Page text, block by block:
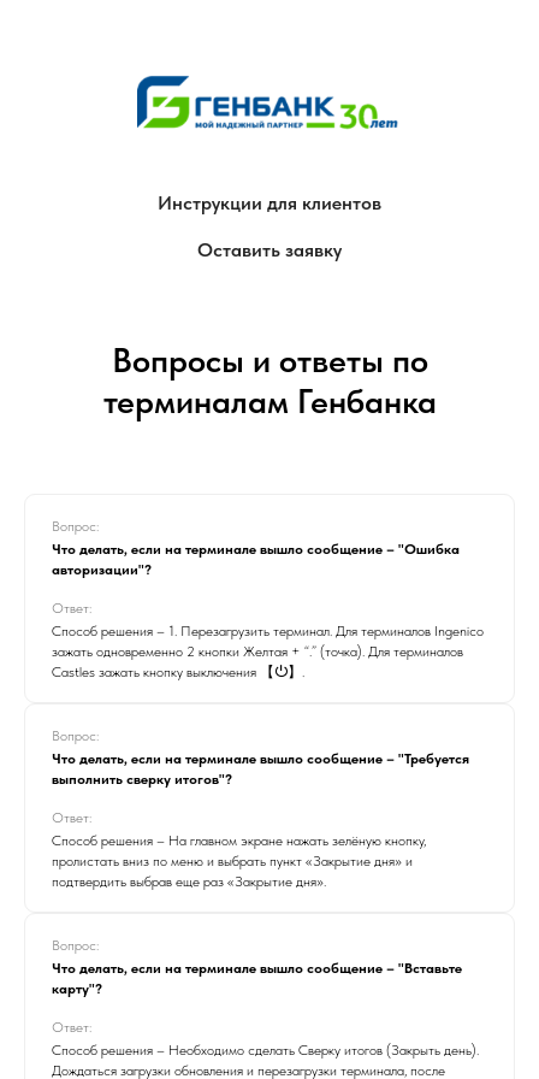
Инструкции для клиентов
Оставить заявку
Вопросы и ответы по
терминалам Генбанка
Вопрос:
Что делать, если на терминале вышло сообщение – "Ошибка
авторизации"?
Ответ:
Способ решения – 1. Перезагрузить терминал. Для терминалов Ingenico
зажать одновременно 2 кнопки Желтая + “.” (точка). Для терминалов
Castles зажать кнопку выключения 【 ⏻】.
Вопрос:
Что делать, если на терминале вышло сообщение – "Требуется
выполнить сверку итогов"?
Ответ:
Способ решения – На главном экране нажать зелёную кнопку,
пролистать вниз по меню и выбрать пункт «Закрытие дня» и
подтвердить выбрав еще раз «Закрытие дня».
Вопрос:
Что делать, если на терминале вышло сообщение – "Вставьте
карту"?
Ответ:
Способ решения – Необходимо сделать Сверку итогов (Закрыть день).
Дождаться загрузки обновления и перезагрузки терминала, после